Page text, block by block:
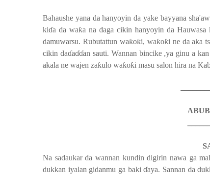
Bahaushe yana da hanyoyin da yake bayyana
kiɗa da waƙa na daga cikin hanyoyin da Hauwasa
damuwarsu. Rubutattun waƙoƙi, waƙoƙi ne da aka
cikin daɗaɗɗan sauti. Wannan bincike ,ya ginu a
akala ne wajen zaƙulo waƙoƙi masu salon hira na
Na sadaukar da wannan kundin digirin nawa ga
dukkan iyalan gidanmu ga bakiɗaya. Sannan da